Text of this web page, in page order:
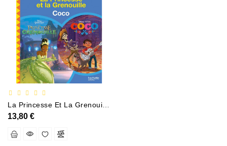
Générale
Parascolaire
Policier
Thriller
Religion
Et
Ésotérisme
Romans
13,80 €